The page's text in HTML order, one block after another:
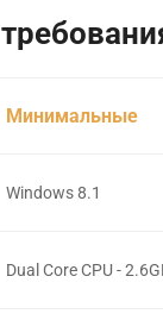
Минимальные
Windows 8.1
Dual Core CPU -